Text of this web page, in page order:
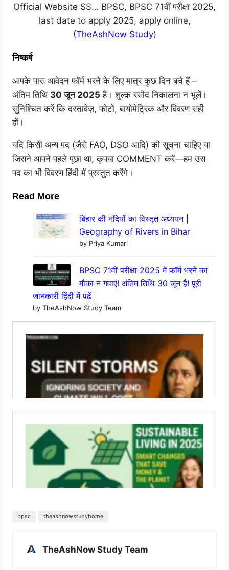
Official Website SS… BPSC, BPSC 71वीं परीक्षा 2025,
last date to apply 2025, apply online,
(TheAshNow Study)
निष्कर्ष
आपके पास आवेदन फॉर्म भरने के लिए मात्र कुछ दिन बचे हैं –
अंतिम तिथि 30 जून 2025 है। शुल्क रसीद निकालना न भूलें।
सुनिश्चित करें कि दस्तावेज़, फोटो, बायोमेट्रिक और विवरण सही
हों।
यदि किसी अन्य पद (जैसे FAO, DSO आदि) की सूचना चाहिए या
जिसने आपने पहले पूछा था, कृपया COMMENT करें—हम उस
पद का भी विवरण हिंदी में प्रस्तुत करेंगे।
Read More
बिहार की नदियों का विस्तृत अध्ययन |
Geography of Rivers in Bihar
by Priya Kumari
BPSC 71वीं परीक्षा 2025 में फॉर्म भरने का
मौका न गवाएं! अंतिम तिथि 30 जून है! पूरी
जानकारी हिंदी में पढ़ें।
by TheAshNow Study Team
bpsc theashnowstudyhome
TheAshNow Study Team